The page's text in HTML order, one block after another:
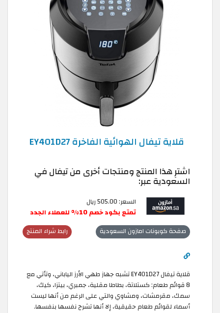
قلاية تيفال الهوائية الفاخرة EY401D27
اشترِ هذا المنتج ومنتجات أخرى من تيفال في
السعودية عبر:
السعر: 505.00 ريال
تمتع بكود خصم 10% للعملاء الجدد
رابط شراء المنتج صفحة كوبونات امازون السعودية
قلاية تيفال EY401D27 تشبه جهاز طهي الأرز الياباني، وتأتي مع
8 قوائم طعام: كستلاتة، بطاطا مقلية، جمبري، بيتزا، كيك،
سمك، مقرمشات، ومشاوي والتي على الرغم من أنها ليست
أسماء لقوائم طعام حقيقية، إلا أنها تشرح نفسها بنفسها.